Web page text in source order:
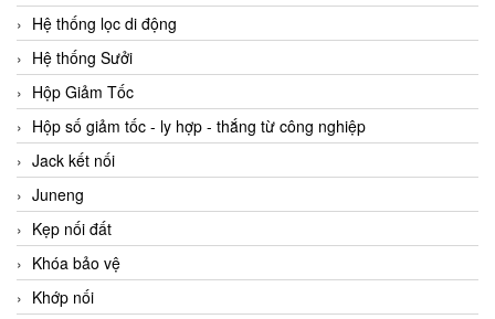
Hệ thống lọc di động
Hệ thống Sưởi
Hộp Giảm Tốc
Hộp số giảm tốc - ly hợp - thắng từ công nghiệp
Jack kết nối
Juneng
Kẹp nối đất
Khóa bảo vệ
Khớp nối